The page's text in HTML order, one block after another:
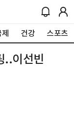
제 건강 스포츠
..이선빈